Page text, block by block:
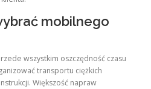
mobilnego
wszystkim oszczędność czasu
transportu ciężkich
Większość napraw